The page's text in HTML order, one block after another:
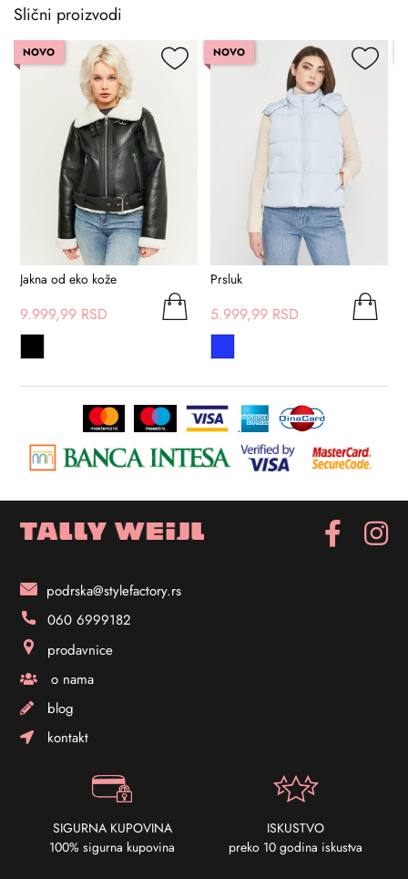
Slični proizvodi
NOVO
Jakna od eko kože
9.999,99 RSD
NOVO
Prsluk
5.999,99 RSD
podrska@stylefactory.rs
060 6999182
prodavnice
o nama
blog
kontakt
SIGURNA KUPOVINA
100% sigurna kupovina
ISKUSTVO
preko 10 godina iskustva